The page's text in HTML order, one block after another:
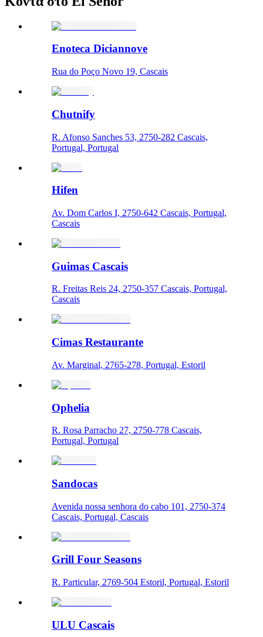
Enoteca Diciannove
Rua do Poço Novo 19, Cascais
Chutnify
R. Afonso Sanches 53, 2750-282 Cascais,
Portugal, Portugal
Hifen
Av. Dom Carlos I, 2750-642 Cascais, Portugal,
Cascais
Guimas Cascais
R. Freitas Reis 24, 2750-357 Cascais, Portugal,
Cascais
Cimas Restaurante
Av. Marginal, 2765-278, Portugal, Estoril
Ophelia
R. Rosa Parracho 27, 2750-778 Cascais,
Portugal, Portugal
Sandocas
Avenida nossa senhora do cabo 101, 2750-374
Cascais, Portugal, Cascais
Grill Four Seasons
R. Particular, 2769-504 Estoril, Portugal, Estoril
ULU Cascais